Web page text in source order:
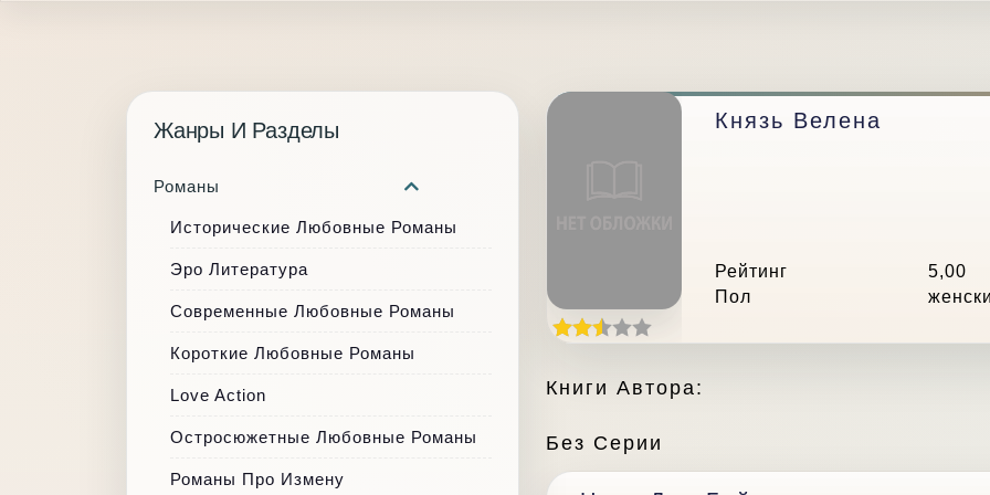
Князь Велена
Рейтинг
5,00
Пол
Книги Автора:
Без Серии
Жанры И Разделы
Романы
Исторические Любовные Романы
Эро Литература
Современные Любовные Романы
Короткие Любовные Романы
Love Action
Остросюжетные Любовные Романы
Романы Про Измену